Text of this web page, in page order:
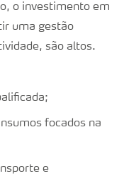
o investimento em
uma gestão
são altos.
focados na
e